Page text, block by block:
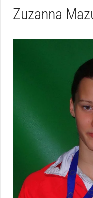
Zuzanna